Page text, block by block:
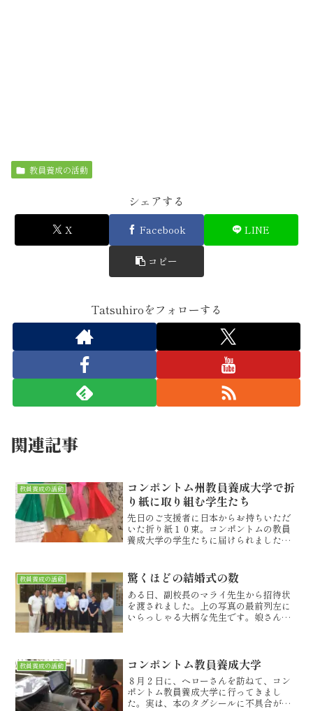
教員養成の活動
シェアする
X Facebook LINE
コピー
Tatsuhiroをフォローする
関連記事
教員養成の活動
コンポントム州教員養成大学で折
り紙に取り組む学生たち
先日のご支援者に日本からお持ちいただ
いた折り紙１０束。コンポントムの教員
養成大学の学生たちに届けられました。
ます。彼らが、今、取り組んでいるの
は、教室の装飾。小学校教員...
教員養成の活動 驚くほどの結婚式の数
ある日、副校長のマライ先生から招待状
を渡されました。上の写真の最前列左に
いらっしゃる大柄な先生です。娘さんが
ろには、お金をかけるのが...
教員養成の活動 コンポントム教員養成大学
８月２日に、ヘローさんを訪ねて、コン
ポントム教員養成大学に行ってきまし
た。実は、本のタグシールに不具合があ